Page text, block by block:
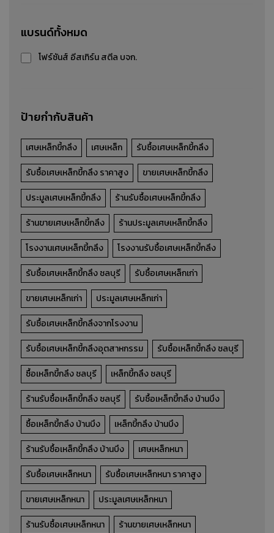
เศษเหล็กปั๊ม
รับซื้อ-ขาย-ประมูล เศษเหล็กปั๊ม
เศษเหล็กหนา
รับซื้อ-ขาย-ประมูล เศษเหล็กหนา
แบรนด์ทั้งหมด
โฟร์ซันส์ อีสเทิร์น สตีล บจก.
ป้ายกำกับสินค้า
เศษเหล็กขี้กลึง เศษเหล็ก
รับซื้อเศษเหล็กขี้กลึง
รับซื้อเศษเหล็กขี้กลึง ราคาสูง
ขายเศษเหล็กขี้กลึง
ประมูลเศษเหล็กขี้กลึง
ร้านรับซื้อเศษเหล็กขี้กลึง
ร้านขายเศษเหล็กขี้กลึง
ร้านประมูลเศษเหล็กขี้กลึง
โรงงานเศษเหล็กขี้กลึง
โรงงานรับซื้อเศษเหล็กขี้กลึง
รับซื้อเศษเหล็กขี้กลึง ชลบุรี
รับซื้อเศษเหล็กเก่า
ขายเศษเหล็กเก่า
ประมูลเศษเหล็กเก่า
รับซื้อเศษเหล็กขี้กลึงจากโรงงาน
รับซื้อเศษเหล็กขี้กลึงอุตสาหกรรม
รับซื้อเหล็กขี้กลึง ชลบุรี
ซื้อเหล็กขี้กลึง ชลบุรี
เหล็กขี้กลึง ชลบุรี
ร้านรับซื้อเหล็กขี้กลึง ชลบุรี
รับซื้อเหล็กขี้กลึง บ้านบึง
ซื้อเหล็กขี้กลึง บ้านบึง
เหล็กขี้กลึง บ้านบึง
ร้านรับซื้อเหล็กขี้กลึง บ้านบึง
เศษเหล็กหนา
รับซื้อเศษเหล็กหนา
รับซื้อเศษเหล็กหนา ราคาสูง
ขายเศษเหล็กหนา
ประมูลเศษเหล็กหนา
ร้านรับซื้อเศษเหล็กหนา
ร้านขายเศษเหล็กหนา